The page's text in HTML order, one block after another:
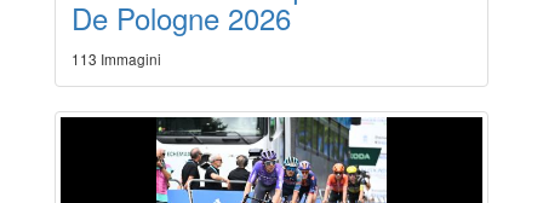
De Pologne 2026
113 Immagini